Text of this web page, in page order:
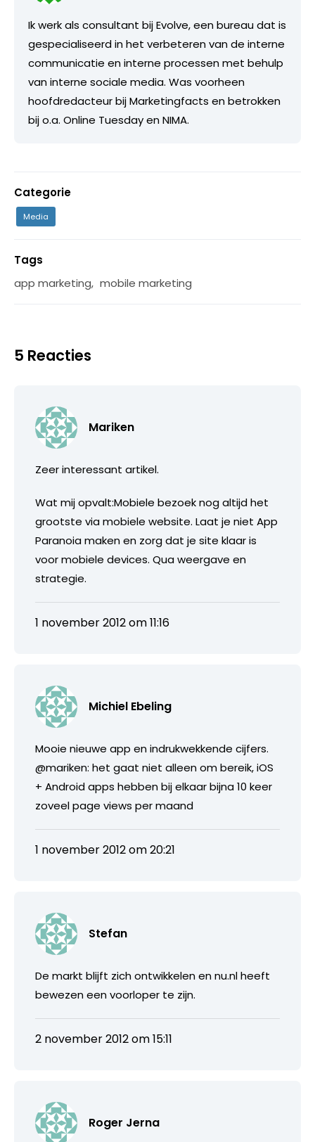
Ik werk als consultant bij Evolve, een bureau dat is
gespecialiseerd in het verbeteren van de interne
communicatie en interne processen met behulp
van interne sociale media. Was voorheen
hoofdredacteur bij Marketingfacts en betrokken
bij o.a. Online Tuesday en NIMA.
Categorie
Media
Tags
app marketing, mobile marketing
5 Reacties
Mariken
Zeer interessant artikel.
Wat mij opvalt:Mobiele bezoek nog altijd het
grootste via mobiele website. Laat je niet App
Paranoia maken en zorg dat je site klaar is
voor mobiele devices. Qua weergave en
strategie.
1 november 2012 om 11:16
Michiel Ebeling
Mooie nieuwe app en indrukwekkende cijfers.
@mariken: het gaat niet alleen om bereik, iOS
+ Android apps hebben bij elkaar bijna 10 keer
zoveel page views per maand
1 november 2012 om 20:21
Stefan
De markt blijft zich ontwikkelen en nu.nl heeft
bewezen een voorloper te zijn.
2 november 2012 om 15:11
Roger Jerna